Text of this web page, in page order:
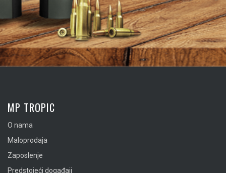
MP TROPIC
O nama
Maloprodaja
Zaposlenje
Predstojeći događaji